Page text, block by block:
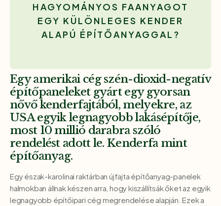
HAGYOMÁNYOS FAANYAGOT
EGY KÜLÖNLEGES KENDER
ALAPÚ ÉPÍTŐANYAGGAL?
Egy amerikai cég szén-dioxid-negatív
építőpaneleket gyárt egy gyorsan
nővő kenderfajtából, melyekre, az
USA egyik legnagyobb lakásépítője,
most 10 millió darabra szóló
rendelést adott le. Kenderfa mint
építőanyag.
Egy észak-karolinai raktárban újfajta építőanyag-panelek
halmokban állnak készen arra, hogy kiszállítsák őket az egyik
legnagyobb építőipari cég megrendelése alapján. Ezek a